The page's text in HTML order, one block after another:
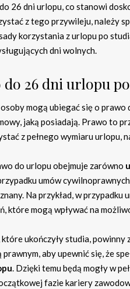
26 dni urlopu, co stanowi
z tego przywileju, należy
korzystania z urlopu po
dni wolnych.
26 dni urlopu
mogą ubiegać się o prawo
jaką posiadają. Prawo to
z pełnego wymiaru
do urlopu obejmuje zarówno
umów
Na przykład, w
które mogą wpływać na
ukończyły studia,
aby upewnić się, że
. Dzięki temu będą mogły w
fazie kariery